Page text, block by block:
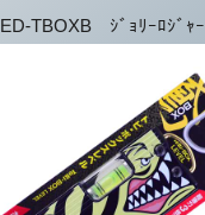
ED-TBOXB ｼﾞｮﾘｰﾛｼﾞｬｰ